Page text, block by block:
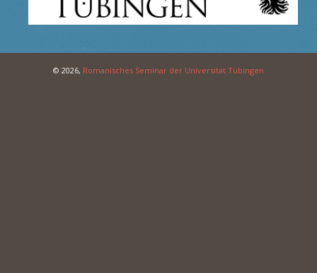
© 2026, Romanisches Seminar der Universität Tübingen